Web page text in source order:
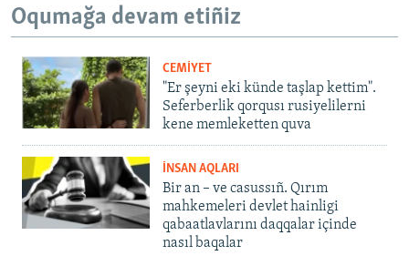
Oqumağa devam etiñiz
CEMİYET
"Er şeyni eki künde taşlap kettim".
Seferberlik qorqusı rusiyelilerni
kene memleketten quva
İNSAN AQLARI
Bir an – ve casussıñ. Qırım
mahkemeleri devlet hainligi
qabaatlavlarını daqqalar içinde
nasıl baqalar